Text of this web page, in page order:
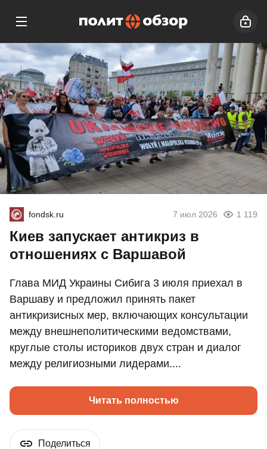
fondsk.ru 7 июл 2026 1 119
Киев запускает антикриз в
отношениях с Варшавой
Глава МИД Украины Сибига 3 июля приехал в
Варшаву и предложил принять пакет
антикризисных мер, включающих консультации
между внешнеполитическими ведомствами,
круглые столы историков двух стран и диалог
между религиозными лидерами....
Читать полностью
Поделиться